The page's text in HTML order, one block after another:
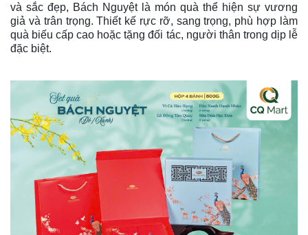
và sắc đẹp, Bách Nguyệt là món quà thể hiện sự vương
giả và trân trọng. Thiết kế rực rỡ, sang trọng, phù hợp làm
quà biếu cấp cao hoặc tặng đối tác, người thân trong dịp lễ
đặc biệt.